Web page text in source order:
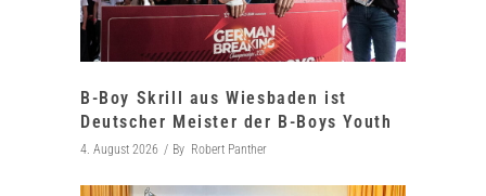
B-Boy Skrill aus Wiesbaden ist
Deutscher Meister der B-Boys Youth
4. August 2026 By Robert Panther